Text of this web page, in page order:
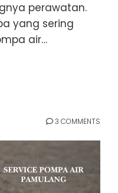
perawatan.
yang sering
air…
3 COMMENTS